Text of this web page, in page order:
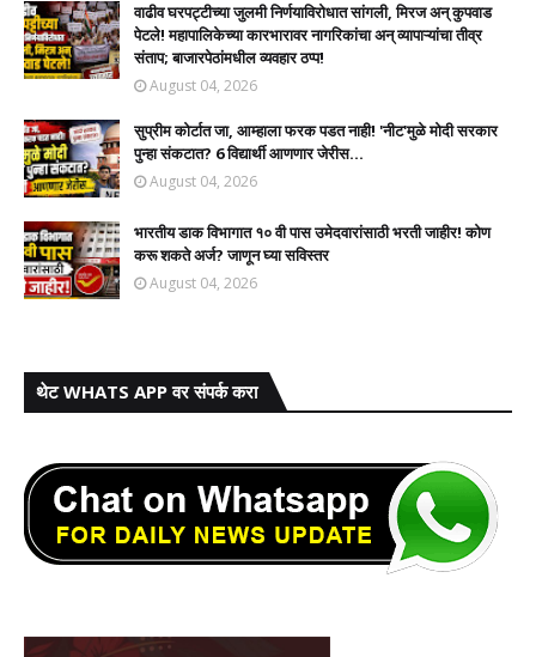
वाढीव घरपट्टीच्या जुलमी निर्णयाविरोधात सांगली, मिरज अन् कुपवाड
पेटले! महापालिकेच्या कारभारावर नागरिकांचा अन् व्यापाऱ्यांचा तीव्र
संताप; बाजारपेठांमधील व्यवहार ठप्प!​
August 04, 2026
सुप्रीम कोर्टात जा, आम्हाला फरक पडत नाही! 'नीट'मुळे मोदी सरकार
पुन्हा संकटात? 6 विद्यार्थी आणणार जेरीस...
August 04, 2026
भारतीय डाक विभागात १० वी पास उमेदवारांसाठी भरती जाहीर! कोण
करू शकते अर्ज? जाणून घ्या सविस्तर
August 04, 2026
थेट WHATS APP वर संपर्क करा